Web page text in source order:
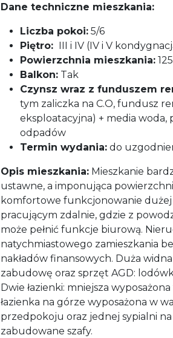
Dane techniczne mieszkania:
Liczba pokoi: 5/6
Piętro:
III i IV (IV i V
Powierzchnia mieszkania:
Balkon: Tak
Czynsz wraz z funduszem
tym zaliczka na C.O, fundusz
eksploatacyjna) + media woda,
odpadów
Termin wydania: do
Opis mieszkania: Mieszkanie
ustawne, a imponująca
komfortowe funkcjonowanie
pracującym zdalnie, gdzie z
może pełnić funkcje biurową.
natychmiastowego zamieszkania
nakładów finansowych. Duża
zabudowę oraz sprzęt AGD:
Dwie łazienki: mniejsza
łazienka na górze wyposażona w
przedpokoju oraz jednej sypialni
zabudowane szafy.